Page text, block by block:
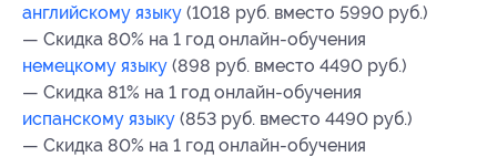
английскому языку (1018 руб. вместо 5990 руб.)
— Скидка 80% на 1 год онлайн-обучения
немецкому языку (898 руб. вместо 4490 руб.)
— Скидка 81% на 1 год онлайн-обучения
испанскому языку (853 руб. вместо 4490 руб.)
— Скидка 80% на 1 год онлайн-обучения